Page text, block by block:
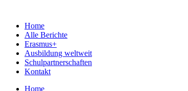
Home
Alle Berichte
Erasmus+
Ausbildung weltweit
Schulpartnerschaften
Kontakt
Home